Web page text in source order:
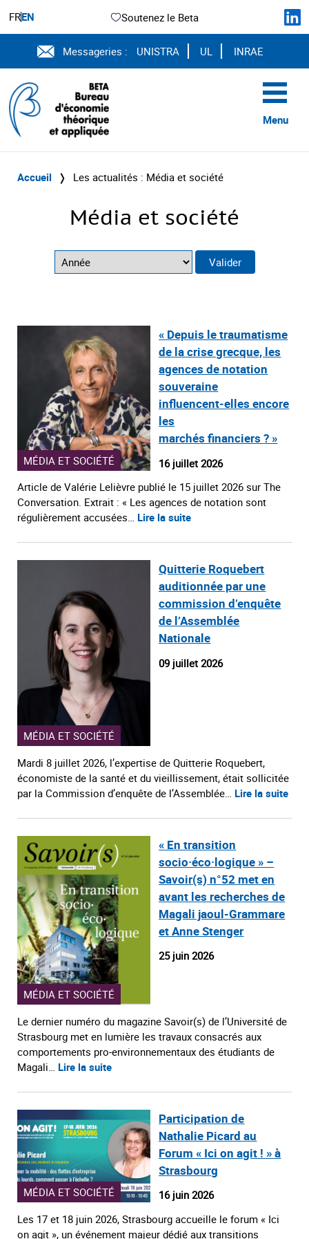
FREN Soutenez le Beta
Messageries : UNISTRA UL INRAE
Menu
Accueil ❭ Les actualités : Média et société
Média et société
MÉDIA ET SOCIÉTÉ
« Depuis le traumatisme
de la crise grecque, les
agences de notation
souveraine
influencent‑elles encore
les
marchés financiers ? »
16 juillet 2026
Article de Valérie Lelièvre publié le 15 juillet 2026 sur The
Conversation. Extrait : « Les agences de notation sont
régulièrement accusées… Lire la suite
MÉDIA ET SOCIÉTÉ
Quitterie Roquebert
auditionnée par une
commission d’enquête
de l’Assemblée
Nationale
09 juillet 2026
Mardi 8 juillet 2026, l’expertise de Quitterie Roquebert,
économiste de la santé et du vieillissement, était sollicitée
par la Commission d’enquête de l’Assemblée… Lire la suite
MÉDIA ET SOCIÉTÉ
« En transition
socio·éco·logique » –
Savoir(s) n°52 met en
avant les recherches de
Magali jaoul-Grammare
et Anne Stenger
25 juin 2026
Le dernier numéro du magazine Savoir(s) de l’Université de
Strasbourg met en lumière les travaux consacrés aux
comportements pro‑environnementaux des étudiants de
Magali… Lire la suite
MÉDIA ET SOCIÉTÉ
Participation de
Nathalie Picard au
Forum « Ici on agit ! » à
Strasbourg
16 juin 2026
Les 17 et 18 juin 2026, Strasbourg accueille le forum « Ici
on agit », un événement majeur dédié aux transitions